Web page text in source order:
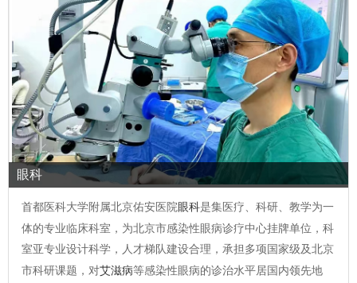
眼科
首都医科大学附属北京佑安医院眼科是集医疗、科研、教学为一
体的专业临床科室，为北京市感染性眼病诊疗中心挂牌单位，科
室亚专业设计科学，人才梯队建设合理，承担多项国家级及北京
市科研课题，对艾滋病等感染性眼病的诊治水平居国内领先地